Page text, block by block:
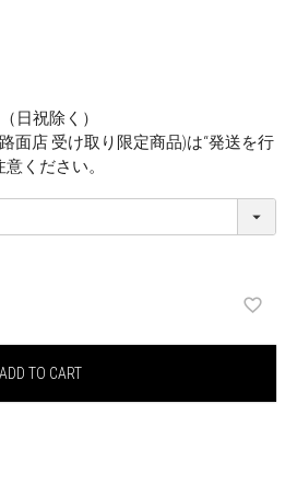
日祝除く）
面店 受け取り限定商品)は“発送を行
ください。
ADD TO CART